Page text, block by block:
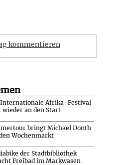
kommentieren
Internationale Afrika-Festival
wieder an den Start
bringt Michael Donth
Wochenmarkt
der Stadtbibliothek
Freibad im Markwasen